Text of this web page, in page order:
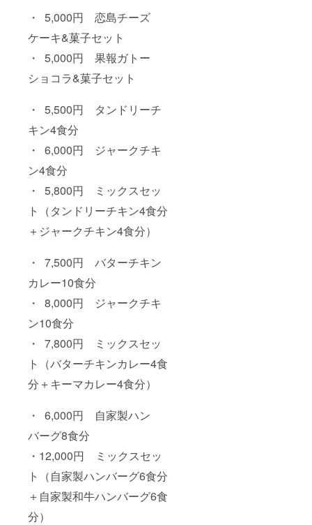
・ 5,000円 恋島チーズ
ケーキ&菓子セット
・ 5,000円 果報ガトー
ショコラ&菓子セット
・ 5,500円 タンドリーチ
キン4食分
・ 6,000円 ジャークチキ
ン4食分
・ 5,800円 ミックスセッ
ト（タンドリーチキン4食分
＋ジャークチキン4食分）
・ 7,500円 バターチキン
カレー10食分
・ 8,000円 ジャークチキ
ン10食分
・ 7,800円 ミックスセッ
ト（バターチキンカレー4食
分＋キーマカレー4食分）
・ 6,000円 自家製ハン
バーグ8食分
・12,000円 ミックスセッ
ト（自家製ハンバーグ6食分
＋自家製和牛ハンバーグ6食
分）